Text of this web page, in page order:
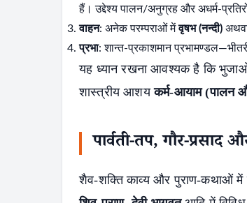
हैं। उद्देश्य पालन/अनुग्रह और अधर्म-
वाहन: अनेक परम्पराओं मेंवृषभ (नन्दी)
प्रभा: शान्त-प्रकाशमान
यह ध्यान रखना आवश्यक है कि
शास्त्रीय आशयकर्म-आयाम (पालन
पार्वती-तप, गौर-प्रसाद
शैव-शक्ति काव्य और पुराण-कथाओं में